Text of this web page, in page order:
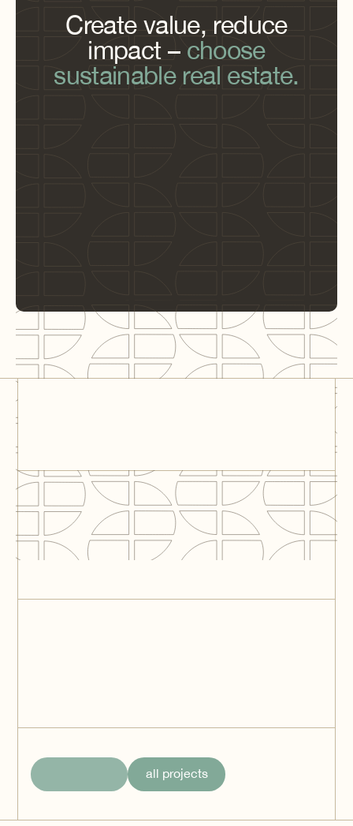
Create value, reduce
impact – choose
sustainable real estate.
Residential Project
Beneluxlaan – Utrecht
all projects